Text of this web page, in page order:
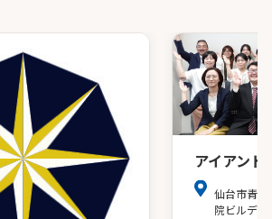
アイアン
仙台市青葉
院ビルディ